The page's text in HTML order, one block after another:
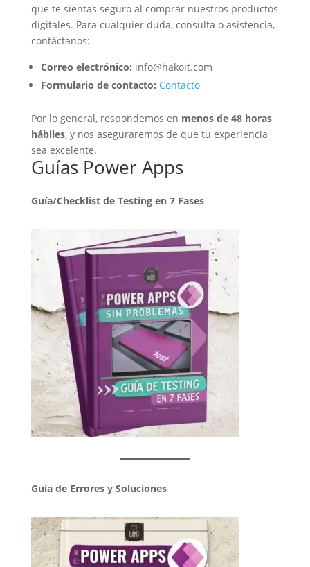
que te sientas seguro al comprar nuestros productos
digitales. Para cualquier duda, consulta o asistencia,
contáctanos:
Correo electrónico: info@hakoit.com
Formulario de contacto: Contacto
Por lo general, respondemos en menos de 48 horas
hábiles, y nos aseguraremos de que tu experiencia
sea excelente.
Guías Power Apps
Guía/Checklist de Testing en 7 Fases
Guía de Errores y Soluciones